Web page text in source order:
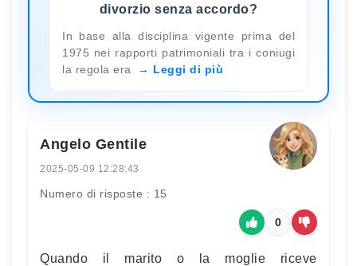
divorzio senza accordo?
In base alla disciplina vigente prima del
1975 nei rapporti patrimoniali tra i coniugi
la regola era
Leggi di più
Angelo Gentile
2025-05-09 12:28:43
Numero di risposte : 15
0
Quando il marito o la moglie riceve